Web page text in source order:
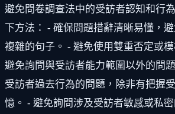
避免問卷調查法中的受訪者認知和行
下方法： - 確保問題措辭清晰易懂，
複雜的句子。 - 避免使用雙重否定或
避免詢問與受訪者能力範圍以外的問
受訪者過去行為的問題，除非有把握
憶。 - 避免詢問涉及受訪者敏感或私密